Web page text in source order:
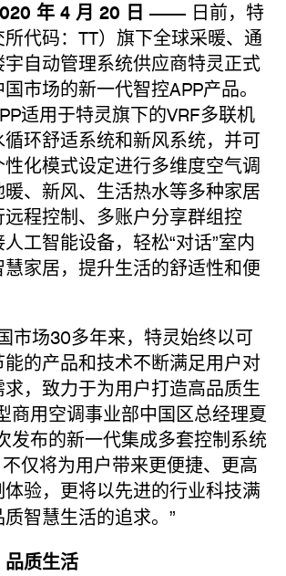
年 4 月 20 日 —— 日前，特
代码：TT）旗下全球采暖、通
自动管理系统供应商特灵正式
市场的新一代智控APP产品。
适用于特灵旗下的VRF多联机
环舒适系统和新风系统，并可
化模式设定进行多维度空气调
、新风、生活热水等多种家居
程控制、多账户分享群组控
工智能设备，轻松“对话”室内
家居，提升生活的舒适性和便
场30多年来，特灵始终以可
的产品和技术不断满足用户对
，致力于为用户打造高品质生
商用空调事业部中国区总经理夏
发布的新一代集成多套控制系统
仅将为用户带来更便捷、更高
验，更将以先进的行业科技满
智慧生活的追求。”
品质生活